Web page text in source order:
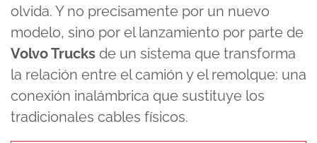
olvida. Y no precisamente por un nuevo
modelo, sino por el lanzamiento por parte de
Volvo Trucks de un sistema que transforma
la relación entre el camión y el remolque: una
conexión inalámbrica que sustituye los
tradicionales cables físicos.